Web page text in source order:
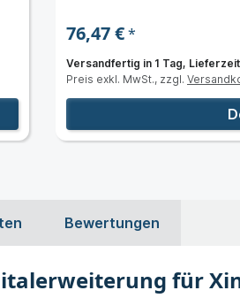
76,47 €*
Versandfertig in 1 Tag,
Preis exkl. MwSt., zzgl.
Bewertungen
für